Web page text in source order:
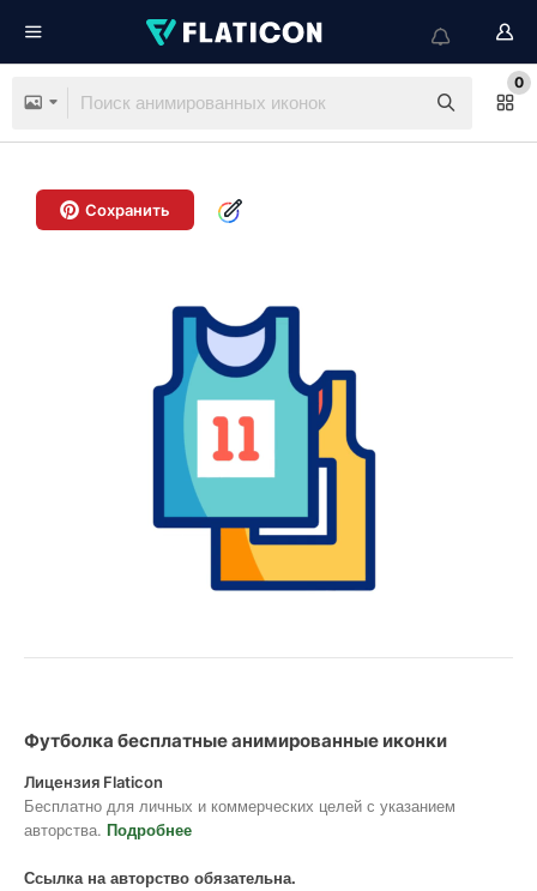
0
Сохранить
Футболка бесплатные анимированные иконки
Лицензия Flaticon
Бесплатно для личных и коммерческих целей с указанием
авторства. Подробнее
Ссылка на авторство обязательна.